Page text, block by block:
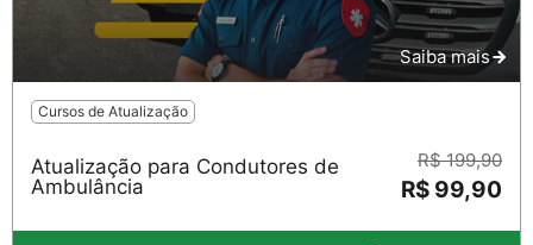
Saiba mais
Cursos de Atualização
Atualização para Condutores de
Ambulância
R$ 199,90
R$ 99,90